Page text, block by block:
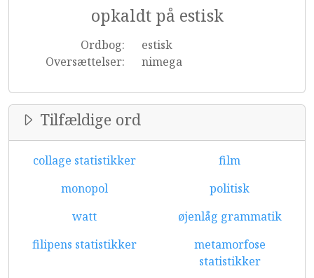
opkaldt på estisk
Ordbog:
estisk
Oversættelser:
nimega
Tilfældige ord
collage statistikker
film
monopol
politisk
watt
øjenlåg grammatik
filipens statistikker
metamorfose
statistikker